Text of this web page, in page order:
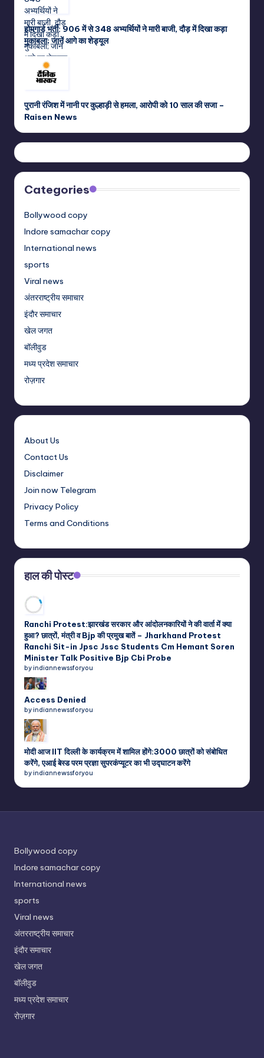
होमगार्ड भर्ती: 906 में से 348 अभ्यर्थियों ने मारी बाजी, दौड़ में दिखा कड़ा
मुकाबला; जानें आगे का शेड्यूल
पुरानी रंजिश में नानी पर कुल्हाड़ी से हमला, आरोपी को 10 साल की सजा –
Raisen News
Categories
Bollywood copy
Indore samachar copy
International news
sports
Viral news
अंतरराष्ट्रीय समाचार
इंदौर समाचार
खेल जगत
बॉलीवुड
मध्य प्रदेश समाचार
रोज़गार
About Us
Contact Us
Disclaimer
Join now Telegram
Privacy Policy
Terms and Conditions
हाल की पोस्ट
Ranchi Protest:झारखंड सरकार और आंदोलनकारियों ने की वार्ता में क्या
हुआ? छात्रों, मंत्री व Bjp की प्रमुख बातें – Jharkhand Protest
Ranchi Sit-in Jpsc Jssc Students Cm Hemant Soren
Minister Talk Positive Bjp Cbi Probe
by indiannewssforyou
Access Denied
by indiannewssforyou
मोदी आज IIT दिल्ली के कार्यक्रम में शामिल होंगे:3000 छात्रों को संबोधित
करेंगे, एआई बेस्ड परम प्रज्ञा सुपरकंप्यूटर का भी उद्घाटन करेंगे
by indiannewssforyou
Bollywood copy
Indore samachar copy
International news
sports
Viral news
अंतरराष्ट्रीय समाचार
इंदौर समाचार
खेल जगत
बॉलीवुड
मध्य प्रदेश समाचार
रोज़गार